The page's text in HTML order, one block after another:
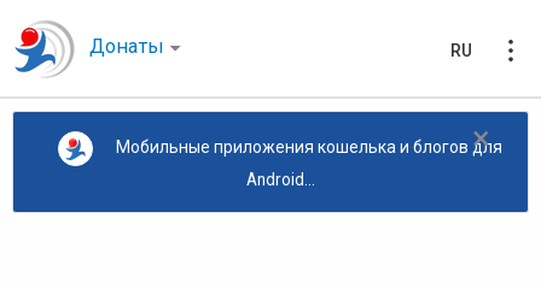
Донаты RU
×
Мобильные приложения кошелька и блогов для
Android...